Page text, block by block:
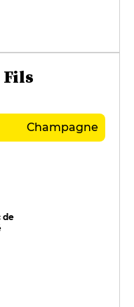
Champagne
de